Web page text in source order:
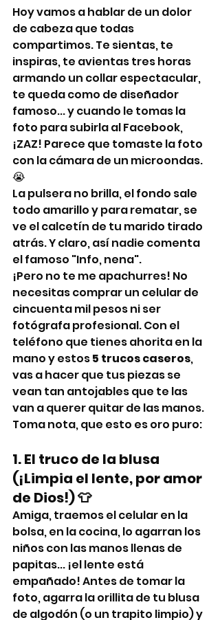
Hoy vamos a hablar de un dolor
de cabeza que todas
compartimos. Te sientas, te
inspiras, te avientas tres horas
armando un collar espectacular,
te queda como de diseñador
famoso... y cuando le tomas la
foto para subirla al Facebook,
¡ZAZ! Parece que tomaste la foto
con la cámara de un microondas.
😭
La pulsera no brilla, el fondo sale
todo amarillo y para rematar, se
ve el calcetín de tu marido tirado
atrás. Y claro, así nadie comenta
el famoso "Info, nena".
¡Pero no te me apachurres! No
necesitas comprar un celular de
cincuenta mil pesos ni ser
fotógrafa profesional. Con el
teléfono que tienes ahorita en la
mano y estos 5 trucos caseros,
vas a hacer que tus piezas se
vean tan antojables que te las
van a querer quitar de las manos.
Toma nota, que esto es oro puro:
1. El truco de la blusa
(¡Limpia el lente, por amor
de Dios!) 👕
Amiga, traemos el celular en la
bolsa, en la cocina, lo agarran los
niños con las manos llenas de
papitas... ¡el lente está
empañado! Antes de tomar la
foto, agarra la orillita de tu blusa
de algodón (o un trapito limpio) y